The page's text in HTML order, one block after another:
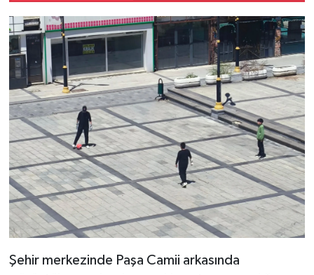
Şehir merkezinde Paşa Camii arkasında